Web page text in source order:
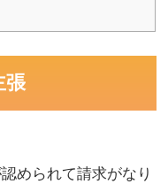
張
められて請求がなり